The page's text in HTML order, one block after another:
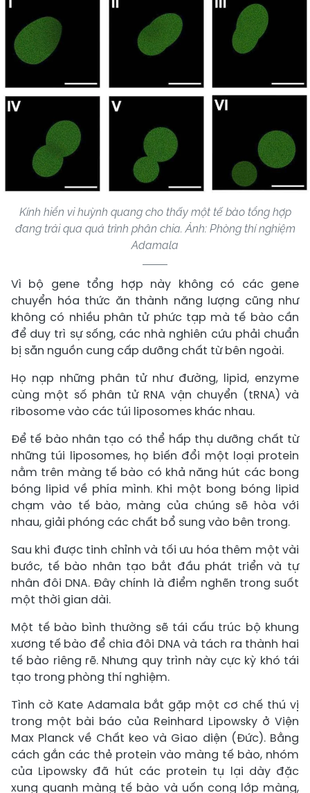
Kính hiển vi huỳnh quang cho thấy một tế bào tổng hợp
đang trải qua quá trình phân chia. Ảnh: Phòng thí nghiệm
Adamala
Vì bộ gene tổng hợp này không có các gene
chuyển hóa thức ăn thành năng lượng cũng như
không có nhiều phân tử phức tạp mà tế bào cần
để duy trì sự sống, các nhà nghiên cứu phải chuẩn
bị sẵn nguồn cung cấp dưỡng chất từ bên ngoài.
Họ nạp những phân tử như đường, lipid, enzyme
cùng một số phân tử RNA vận chuyển (tRNA) và
ribosome vào các túi liposomes khác nhau.
Để tế bào nhân tạo có thể hấp thụ dưỡng chất từ
những túi liposomes, họ biến đổi một loại protein
nằm trên màng tế bào có khả năng hút các bong
bóng lipid về phía mình. Khi một bong bóng lipid
chạm vào tế bào, màng của chúng sẽ hòa với
nhau, giải phóng các chất bổ sung vào bên trong.
Sau khi được tinh chỉnh và tối ưu hóa thêm một vài
bước, tế bào nhân tạo bắt đầu phát triển và tự
nhân đôi DNA. Đây chính là điểm nghẽn trong suốt
một thời gian dài.
Một tế bào bình thường sẽ tái cấu trúc bộ khung
xương tế bào để chia đôi DNA và tách ra thành hai
tế bào riêng rẽ. Nhưng quy trình này cực kỳ khó tái
tạo trong phòng thí nghiệm.
Tình cờ Kate Adamala bắt gặp một cơ chế thú vị
trong một bài báo của Reinhard Lipowsky ở Viện
Max Planck về Chất keo và Giao diện (Đức). Bằng
cách gắn các thẻ protein vào màng tế bào, nhóm
của Lipowsky đã hút các protein tụ lại dày đặc
xung quanh màng tế bào và uốn cong lớp màng,